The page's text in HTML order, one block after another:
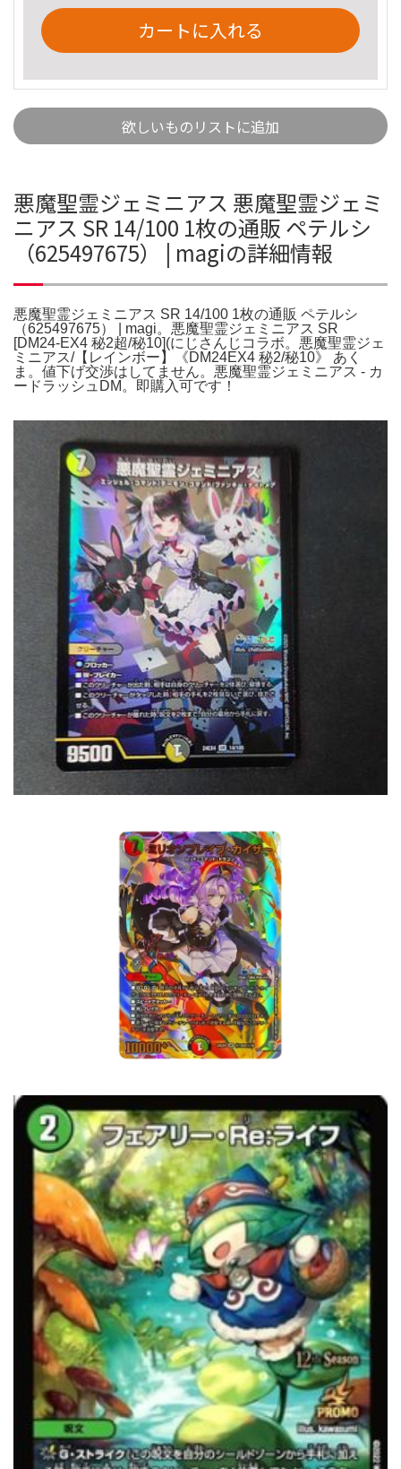
カートに入れる
欲しいものリストに追加
悪魔聖霊ジェミニアス 悪魔聖霊ジェミ
ニアス SR 14/100 1枚の通販 ペテルシ
（625497675） | magiの詳細情報
悪魔聖霊ジェミニアス SR 14/100 1枚の通販 ペテルシ
（625497675） | magi。悪魔聖霊ジェミニアス SR
[DM24-EX4 秘2超/秘10](にじさんじコラボ。悪魔聖霊ジェ
ミニアス/【レインボー】《DM24EX4 秘2/秘10》 あく
ま。値下げ交渉はしてません。悪魔聖霊ジェミニアス - カ
ードラッシュDM。即購入可です！